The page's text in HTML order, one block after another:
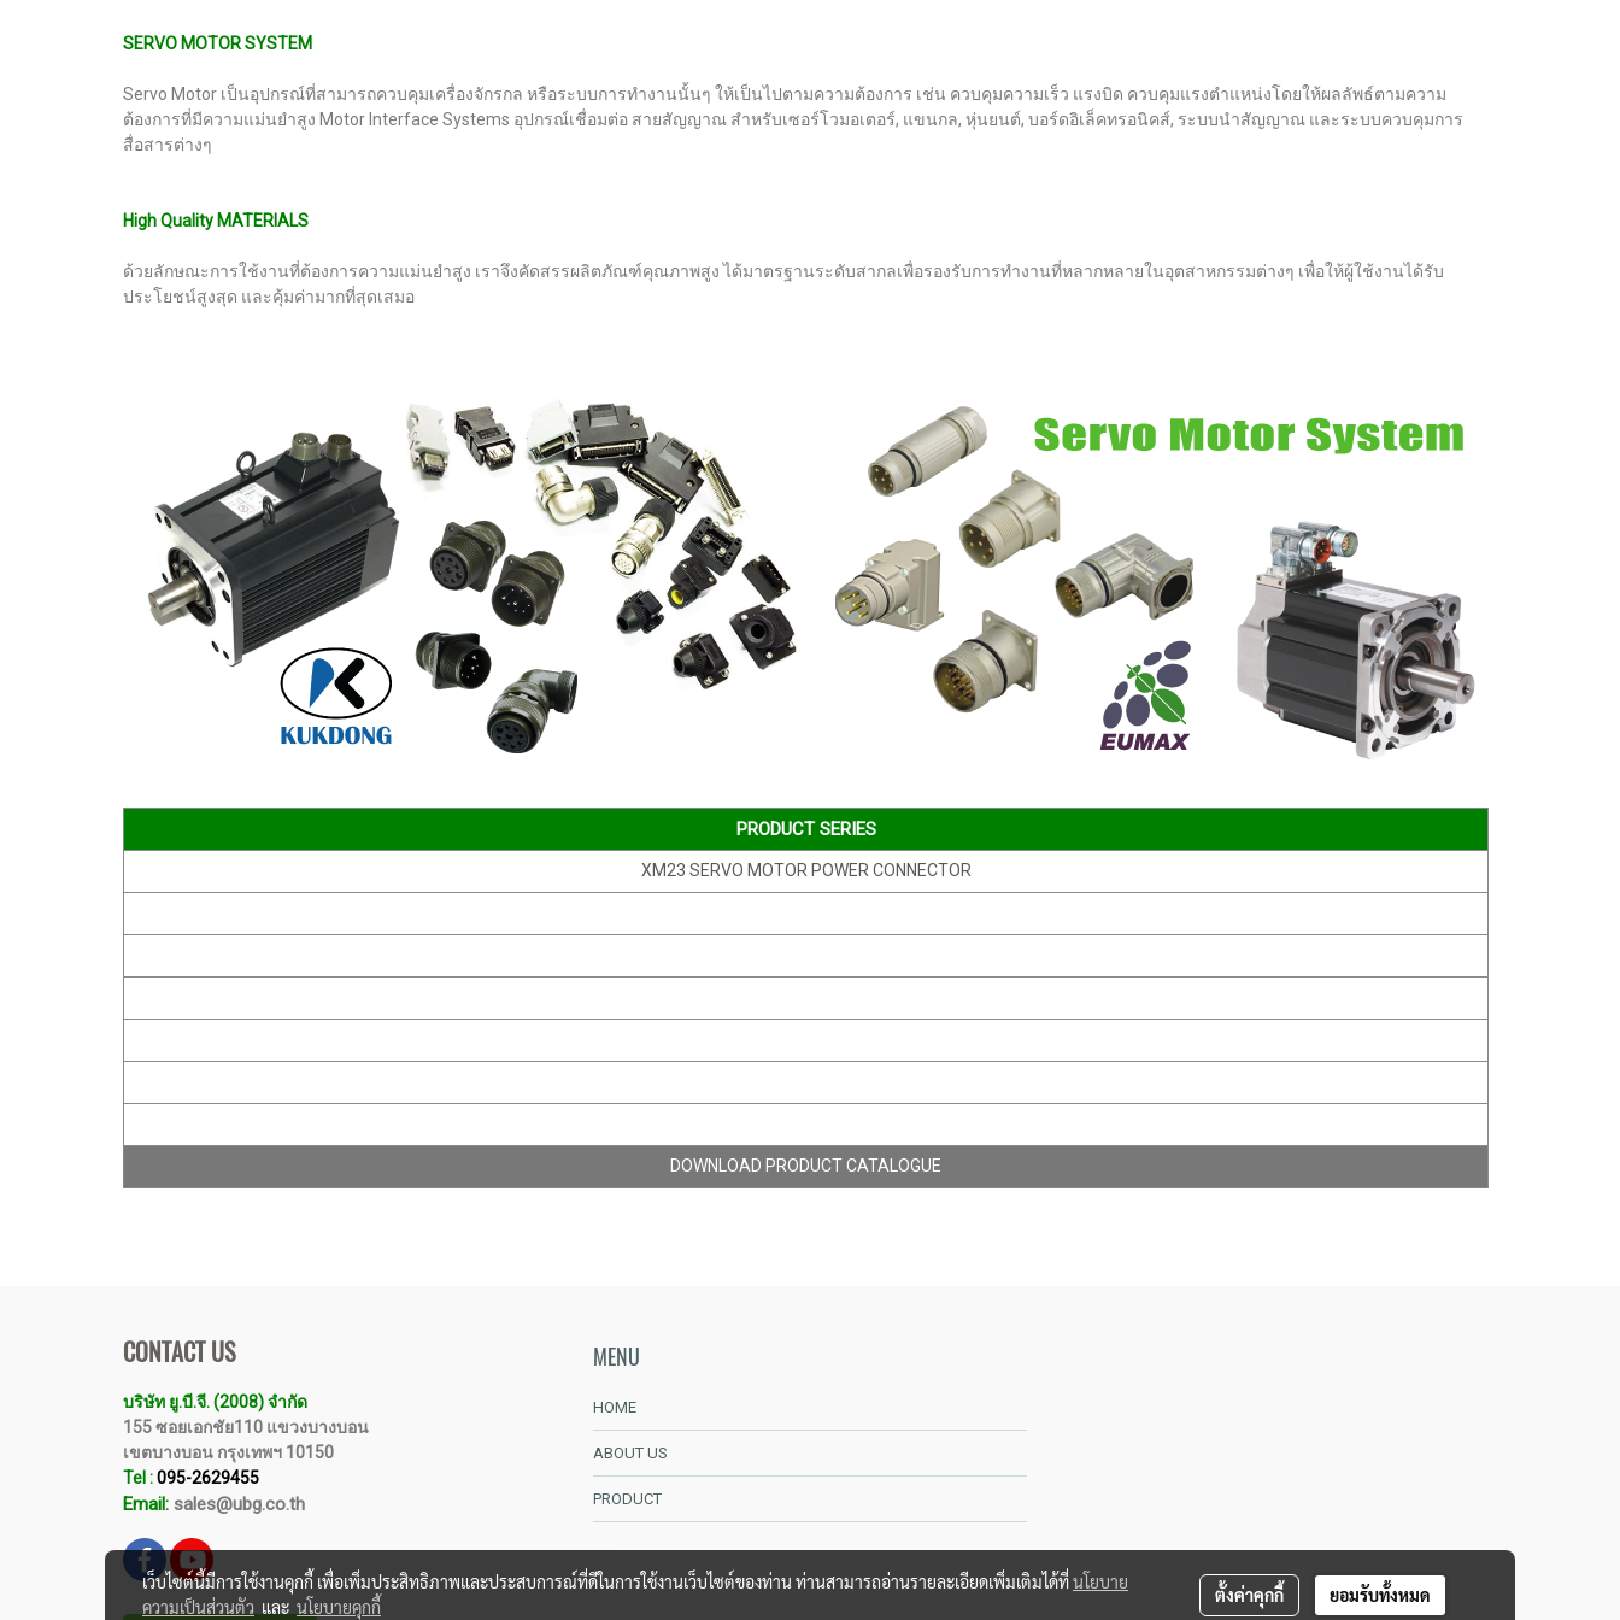
SERVO MOTOR SYSTEM
Servo Motor เป็นอุปกรณ์ที่สามารถควบคุมเครื่องจักรกล หรือระบบการทํางานนั้นๆ ให้เป็นไปตามความต้องการ เช่น ควบคุมความเร็ว แรงบิด ควบคุมแรงตําแหน่งโดยให้ผลลัพธ์ตามความ
ต้องการที่มีความแม่นยําสูง Motor Interface Systems อุปกรณ์เชื่อมต่อ สายสัญญาณ สำหรับเซอร์โวมอเตอร์, แขนกล, หุ่นยนต์, บอร์ดอิเล็คทรอนิคส์, ระบบนำสัญญาณ และระบบควบคุมการ
สื่อสารต่างๆ
High Quality MATERIALS
ด้วยลักษณะการใช้งานที่ต้องการความแม่นยำสูง เราจึงคัดสรรผลิตภัณฑ์คุณภาพสูง ได้มาตรฐานระดับสากลเพื่อรองรับการทำงานที่หลากหลายในอุตสาหกรรมต่างๆ เพื่อให้ผู้ใช้งานได้รับ
ประโยชน์สูงสุด และคุ้มค่ามากที่สุดเสมอ
PRODUCT SERIES
XM23 SERVO MOTOR POWER CONNECTOR
DOWNLOAD PRODUCT CATALOGUE
CONTACT US
บริษัท ยู.บี.จี. (2008) จำกัด
155 ซอยเอกชัย110 แขวงบางบอน
เขตบางบอน กรุงเทพฯ 10150
Tel :095-2629455
Email: sales@ubg.co.th
MENU
HOME
ABOUT US
PRODUCT
เว็บไซต์นี้มีการใช้งานคุกกี้ เพื่อเพิ่มประสิทธิภาพและประสบการณ์ที่ดีในการใช้งานเว็บไซต์ของท่าน ท่านสามารถอ่านรายละเอียดเพิ่มเติมได้ที่นโยบาย
ความเป็นส่วนตัว และ นโยบายคุกกี้
ตั้งค่าคุกกี้ ยอมรับทั้งหมด